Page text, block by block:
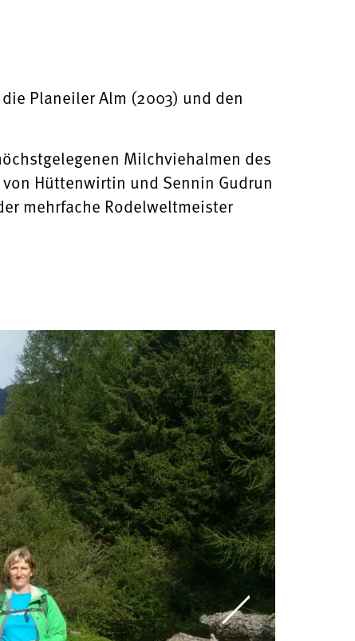
Planeiler Alm (2003) und den
Milchviehalmen des
Hüttenwirtin und Sennin Gudrun
mehrfache Rodelweltmeister